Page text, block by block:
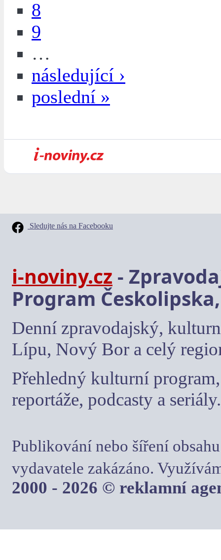
8
9
…
následující ›
poslední »
Sledujte nás na Facebooku
i-noviny.cz -
Program
Denní zpravodajský,
Lípu, Nový Bor a celý
Přehledný kulturní
reportáže, podcasty a seriály.
Publikování nebo šíření
vydavatele zakázáno.
2000 - 2026 © reklamní